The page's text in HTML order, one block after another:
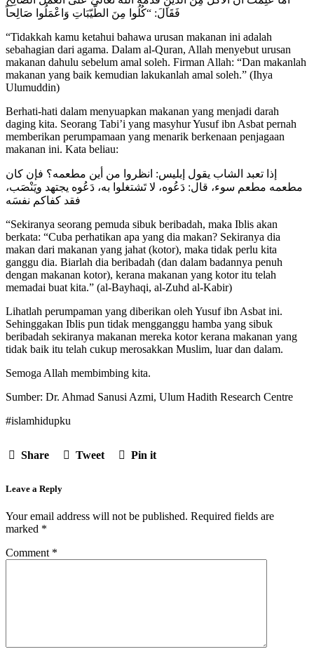
فَقَالَ: “كُلُوا مِنَ الطّيّبَاتِ وَاعْمَلُوا صَالِحاً
“Tidakkah kamu ketahui bahawa urusan makanan ini adalah
sebahagian dari agama. Dalam al-Quran, Allah menyebut urusan
makanan dahulu sebelum amal soleh. Firman Allah: “Dan makanlah
makanan yang baik kemudian lakukanlah amal soleh.” (Ihya
Ulumuddin)
Berhati-hati dalam menyuapkan makanan yang menjadi darah
daging kita. Seorang Tabi’i yang masyhur Yusuf ibn Asbat pernah
memberikan perumpamaan yang menarik berkenaan penjagaan
makanan ini. Kata beliau:
إذا تعبد الشاب يقول إبليس: انظروا من أين مطعمه؟ فإن كان
مطعمه مطعم سوء، قال: دَعُوه، لا تَشتغلوا به، دَعُوه يجتهد ويَنْصَب،
فقد كفاكم نفسَه
“Sekiranya seorang pemuda sibuk beribadah, maka Iblis akan
berkata: “Cuba perhatikan apa yang dia makan? Sekiranya dia
makan dari makanan yang jahat (kotor), maka tidak perlu kita
ganggu dia. Biarlah dia beribadah (dan dalam badannya penuh
dengan makanan kotor), kerana makanan yang kotor itu telah
memadai buat kita.” (al-Bayhaqi, al-Zuhd al-Kabir)
Lihatlah perumpaman yang diberikan oleh Yusuf ibn Asbat ini.
Sehinggakan Iblis pun tidak mengganggu hamba yang sibuk
beribadah sekiranya makanan mereka kotor kerana makanan yang
tidak baik itu telah cukup merosakkan Muslim, luar dan dalam.
Semoga Allah membimbing kita.
Sumber: Dr. Ahmad Sanusi Azmi, Ulum Hadith Research Centre
#islamhidupku
Share Tweet Pin it
Leave a Reply
Your email address will not be published. Required fields are
marked *
Comment *